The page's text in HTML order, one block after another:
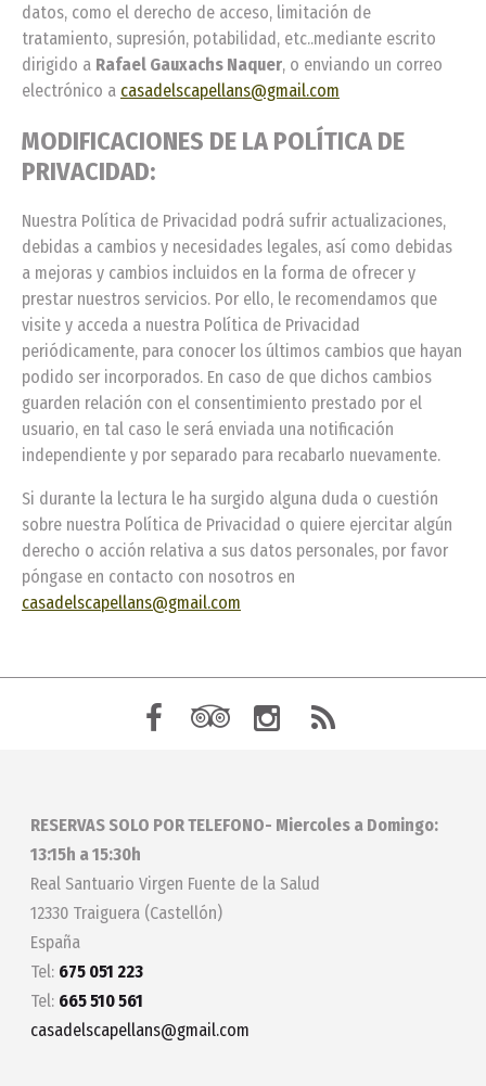
datos, como el derecho de acceso, limitación de
tratamiento, supresión, potabilidad, etc..mediante escrito
dirigido a Rafael Gauxachs Naquer, o enviando un correo
electrónico a casadelscapellans@gmail.com
MODIFICACIONES DE LA POLÍTICA DE
PRIVACIDAD:
Nuestra Política de Privacidad podrá sufrir actualizaciones,
debidas a cambios y necesidades legales, así como debidas
a mejoras y cambios incluidos en la forma de ofrecer y
prestar nuestros servicios. Por ello, le recomendamos que
visite y acceda a nuestra Política de Privacidad
periódicamente, para conocer los últimos cambios que hayan
podido ser incorporados. En caso de que dichos cambios
guarden relación con el consentimiento prestado por el
usuario, en tal caso le será enviada una notificación
independiente y por separado para recabarlo nuevamente.
Si durante la lectura le ha surgido alguna duda o cuestión
sobre nuestra Política de Privacidad o quiere ejercitar algún
derecho o acción relativa a sus datos personales, por favor
póngase en contacto con nosotros en
casadelscapellans@gmail.com
RESERVAS SOLO POR TELEFONO- Miercoles a Domingo:
13:15h a 15:30h
Real Santuario Virgen Fuente de la Salud
12330 Traiguera (Castellón)
España
Tel: 675 051 223
Tel: 665 510 561
casadelscapellans@gmail.com